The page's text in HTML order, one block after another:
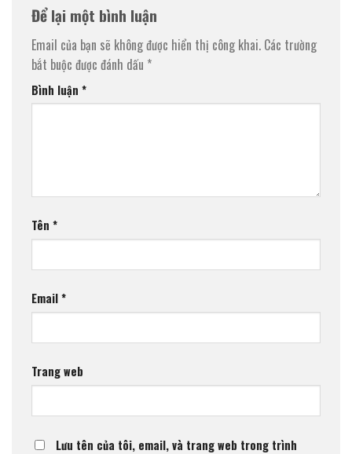
Để lại một bình luận
Email của bạn sẽ không được hiển thị công khai. Các trường
bắt buộc được đánh dấu *
Bình luận *
Tên *
Email*
Trang web
Lưu tên của tôi, email, và trang web trong trình